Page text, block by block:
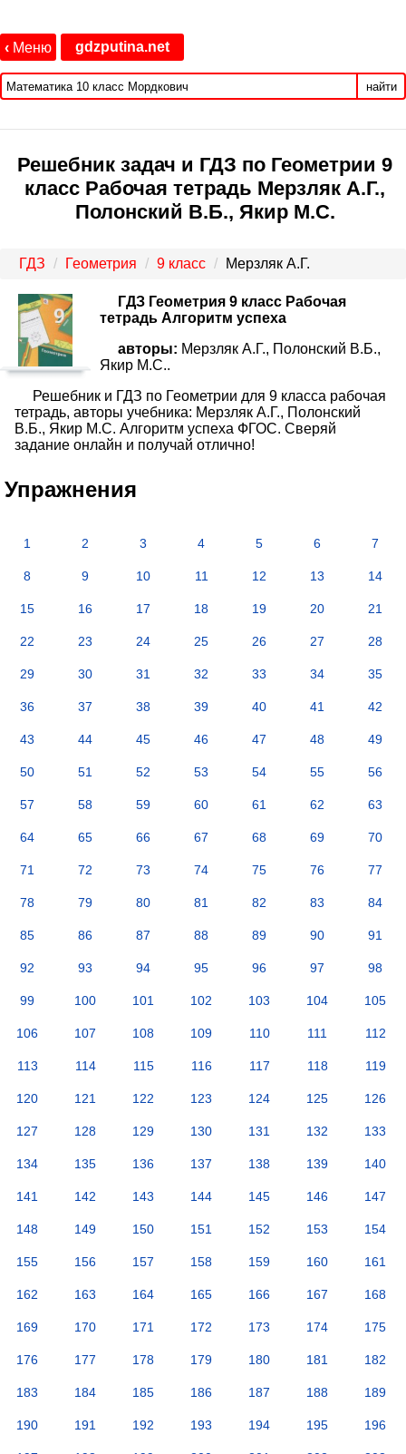
‹ Меню gdzputina.net
найти
Решебник задач и ГДЗ по Геометрии 9
класс Рабочая тетрадь Мерзляк А.Г.,
Полонский В.Б., Якир М.С.
ГДЗ Геометрия 9 класс Мерзляк А.Г.
ГДЗ Геометрия 9 класс Рабочая
тетрадь Алгоритм успеха
авторы: Мерзляк А.Г., Полонский В.Б.,
Якир М.С..
Решебник и ГДЗ по Геометрии для 9 класса рабочая
тетрадь, авторы учебника: Мерзляк А.Г., Полонский
В.Б., Якир М.С. Алгоритм успеха ФГОС. Сверяй
задание онлайн и получай отлично!
Упражнения
1 2 3 4 5 6 7
8 9 10 11 12 13 14
15 16 17 18 19 20 21
22 23 24 25 26 27 28
29 30 31 32 33 34 35
36 37 38 39 40 41 42
43 44 45 46 47 48 49
50 51 52 53 54 55 56
57 58 59 60 61 62 63
64 65 66 67 68 69 70
71 72 73 74 75 76 77
78 79 80 81 82 83 84
85 86 87 88 89 90 91
92 93 94 95 96 97 98
99 100 101 102 103 104 105
106 107 108 109 110 111 112
113 114 115 116 117 118 119
120 121 122 123 124 125 126
127 128 129 130 131 132 133
134 135 136 137 138 139 140
141 142 143 144 145 146 147
148 149 150 151 152 153 154
155 156 157 158 159 160 161
162 163 164 165 166 167 168
169 170 171 172 173 174 175
176 177 178 179 180 181 182
183 184 185 186 187 188 189
190 191 192 193 194 195 196